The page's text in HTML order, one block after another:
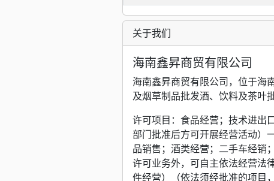
关于我们
海南鑫昇商贸有限公司
海南鑫昇商贸有限公司，位于海
及烟草制品批发酒、饮料及茶叶
许可项目：食品经营；技术进出
部门批准后方可开展经营活动）
品销售；酒类经营；二手车经销
许可业务外，可自主依法经营法
件经营）（依法须经批准的项目